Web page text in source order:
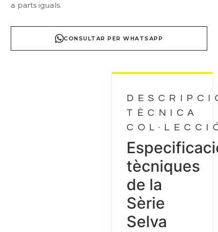
a parts iguals.
CONSULTAR PER WHATSAPP
TÈCNICA
tècniques
de la
Sèrie
Selva